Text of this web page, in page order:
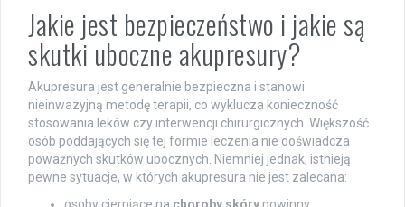
Jakie jest bezpieczeństwo i jakie są
skutki uboczne akupresury?
Akupresura jest generalnie bezpieczna i stanowi
nieinwazyjną metodę terapii, co wyklucza konieczność
stosowania leków czy interwencji chirurgicznych. Większość
osób poddających się tej formie leczenia nie doświadcza
poważnych skutków ubocznych. Niemniej jednak, istnieją
pewne sytuacje, w których akupresura nie jest zalecana:
osoby cierpiące na choroby skóry powinny